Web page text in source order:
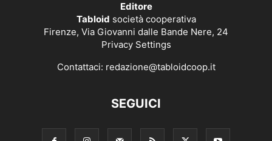
Editore
Tabloid società cooperativa
Firenze, Via Giovanni dalle Bande Nere, 24
Privacy Settings
Contattaci: redazione@tabloidcoop.it
SEGUICI